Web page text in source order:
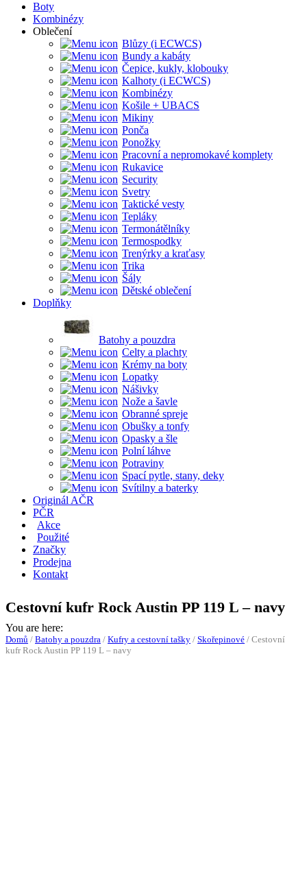
Boty
Kombinézy
Oblečení
Blůzy (i ECWCS)
Bundy a kabáty
Čepice, kukly, klobouky
Kalhoty (i ECWCS)
Kombinézy
Košile + UBACS
Mikiny
Ponča
Ponožky
Pracovní a nepromokavé komplety
Rukavice
Security
Svetry
Taktické vesty
Tepláky
Termonátělníky
Termospodky
Trenýrky a kraťasy
Trika
Šály
Dětské oblečení
Doplňky
Batohy a pouzdra
Celty a plachty
Krémy na boty
Lopatky
Nášivky
Nože a šavle
Obranné spreje
Obušky a tonfy
Opasky a šle
Polní láhve
Potraviny
Spací pytle, stany, deky
Svítilny a baterky
Originál AČR
PČR
Akce
Použité
Značky
Prodejna
Kontakt
Cestovní kufr Rock Austin PP 119 L – navy
You are here:
Domů / Batohy a pouzdra / Kufry a cestovní tašky / Skořepinové / Cestovní
kufr Rock Austin PP 119 L – navy